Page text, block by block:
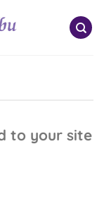
to your site